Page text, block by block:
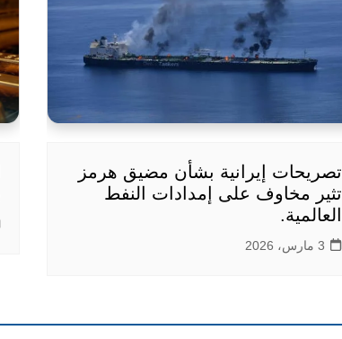
تصريحات إيرانية بشأن مضيق هرمز
تثير مخاوف على إمدادات النفط
العالمية.
3 مارس، 2026